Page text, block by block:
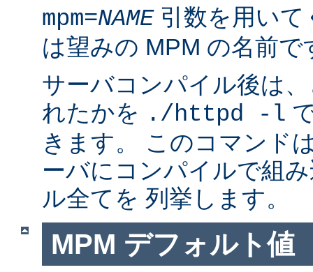
mpm=NAME引数を用い
は望みの MPM の名前で
サーバコンパイル後は
れたかを ./httpd -l
きます。 このコマンド
ーバにコンパイルで組
ル全てを 列挙します。
MPM デフォルト値